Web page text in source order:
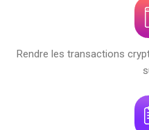
Rendre les transactions